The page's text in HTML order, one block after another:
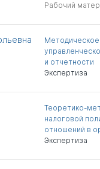
Рабочий
и отчетности
Экспертиза
Теоретико-
налоговой
отношений в
Экспертиза